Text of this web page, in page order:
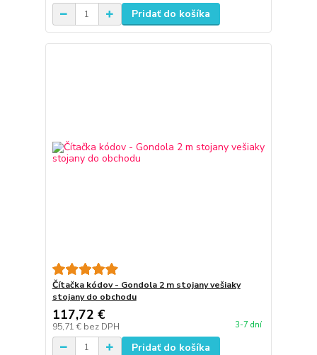
Pridať do košíka
Čítačka kódov - Gondola 2 m stojany vešiaky
stojany do obchodu
117,72 €
95,71 € bez DPH 3-7 dní
Pridať do košíka